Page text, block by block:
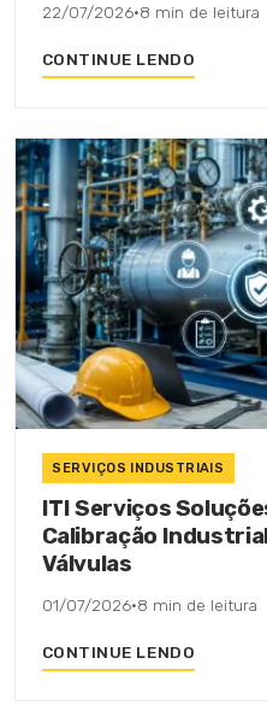
22/07/2026·8 min de leitura
CONTINUE LENDO
SERVIÇOS INDUSTRIAIS
ITI Serviços
Calibração
Válvulas
01/07/2026·8 min de leitura
CONTINUE LENDO